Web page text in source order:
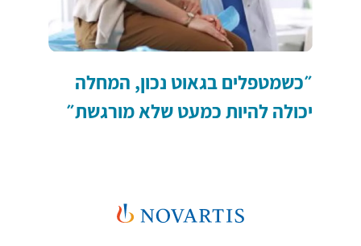
״כשמטפלים בגאוט נכון, המחלה
יכולה להיות כמעט שלא מורגשת״